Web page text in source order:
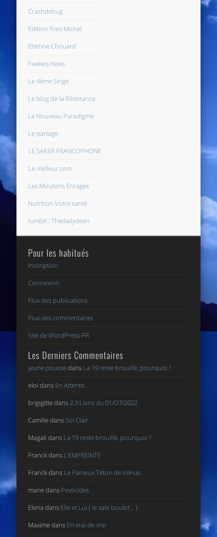
Crashdebug
Edition Yves Michel
Etienne Chouard
Fawkes-news
Le 4ème Singe
Le blog de la Résistance
Le Nouveau Paradigme
Le partage
LE SAKER FRANCOPHONE
Le-Veilleur.com
Les Moutons Enragés
Nutrition Votre santé
tumblr : Thedailydeen
Pour les habitués
Inscription
Connexion
Flux des publications
Flux des commentaires
Site de WordPress-FR
Les Derniers Commentaires
jeune poussedans La 19 reste brouillé, pourquoi ?
eloi dans En Attente..
brigigittedans 2,3 Liens du 01/O7/2022
Camilledans Soi Clair
Magali dans La 19 reste brouillé, pourquoi ?
Franckdans L’EMPREINTE
Franckdans Le Fameux Téton de Vénus
mariedans Pesticides
Elena dans Elle et Lui ( le sale boulot .. )
Maximedans En vrai de vrai